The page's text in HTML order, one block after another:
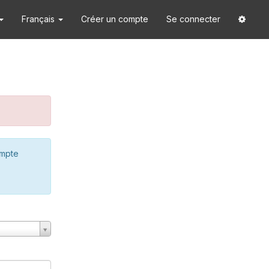
Français Créer un compte Se connecter